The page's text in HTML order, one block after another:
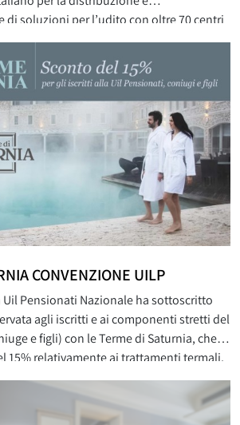
di soluzioni per l’udito con oltre 70 centri
Points in Italia, grazie a collaborazioni con
e poliambulatori. Audika Centri Acustici è
CONVENZIONE UILP
Uil Pensionati Nazionale ha sottoscritto
agli iscritti e ai componenti stretti del
e figli) con le Terme di Saturnia, che
15% relativamente ai trattamenti termali,
termali) e alla SPA Beauty Clinic, . Le